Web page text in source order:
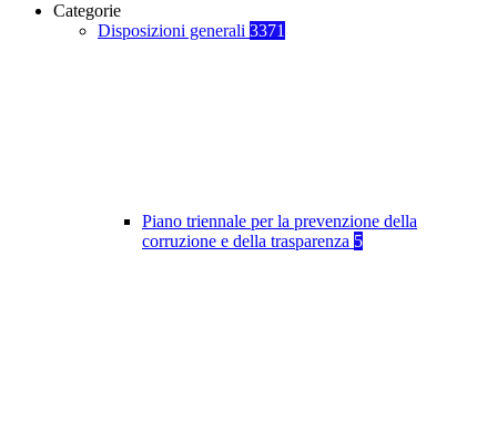
Categorie
Disposizioni generali 3371
Piano triennale per la prevenzione della
corruzione e della trasparenza 5